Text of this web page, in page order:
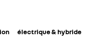
électrique & hybride